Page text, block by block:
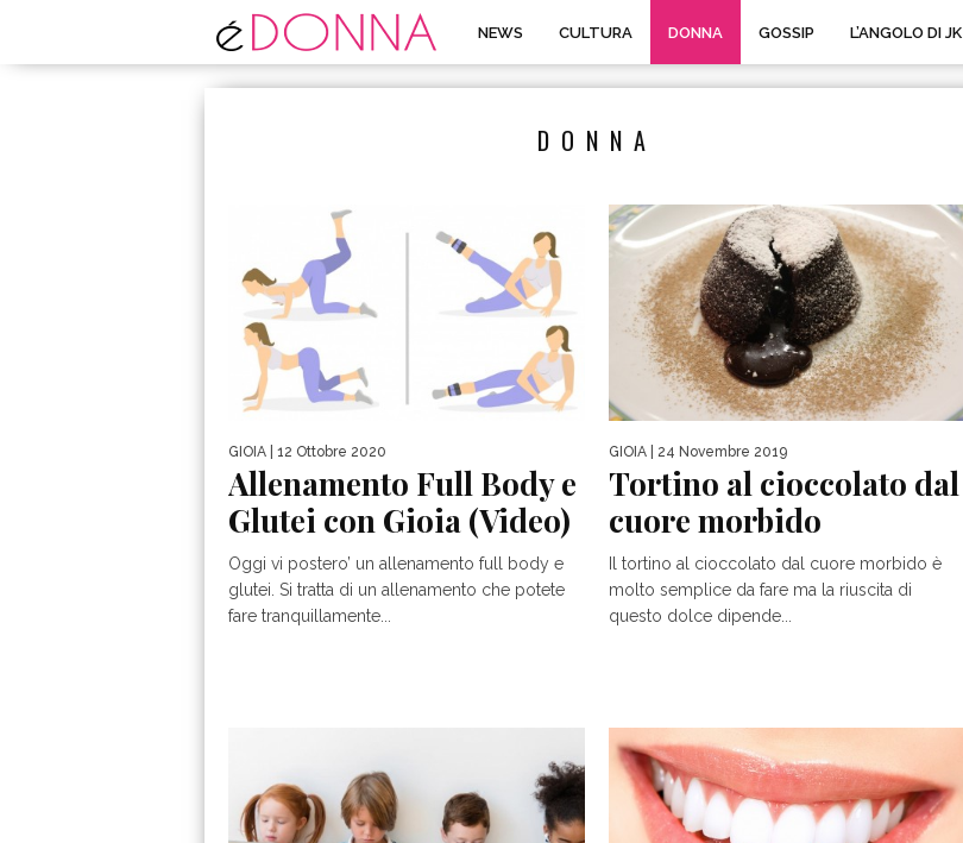
NEWS CULTURA DONNA GOSSIP L’ANGOLO DI JK
DONNA
GIOIA | 12 Ottobre 2020
Allenamento Full Body e
Glutei con Gioia (Video)
Oggi vi postero’ un allenamento full body e
glutei. Si tratta di un allenamento che potete
fare tranquillamente...
GIOIA | 24 Novembre 2019
Tortino al cioccolato dal
cuore morbido
Il tortino al cioccolato dal cuore morbido è
molto semplice da fare ma la riuscita di
questo dolce dipende...